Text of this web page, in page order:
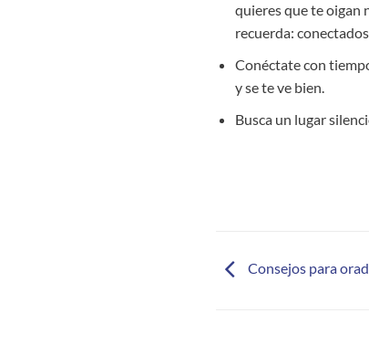
quieres que te oigan
recuerda:
Conéctate con
y se te ve bien.
Busca un lugar
Consejos para